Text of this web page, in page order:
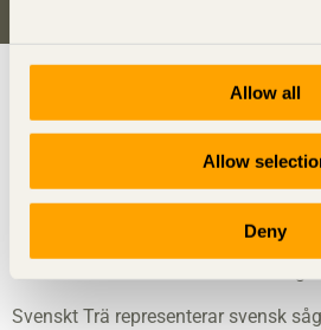
Allow all
Allow
Deny
Svenskt Träsprider kunskap om trä,
träbyggande för att främja ett
livskraftig sågverksnäring. Det gör vi
Svenskt Trä representerar svensk